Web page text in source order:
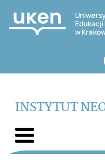
w
INSTYTUT